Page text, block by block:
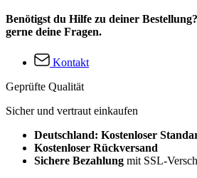
Benötigst du Hilfe zu deiner
gerne deine Fragen.
Kontakt
Geprüfte Qualität
Sicher und vertraut einkaufen
Deutschland: Kostenloser
Kostenloser Rückversand
Sichere Bezahlung mit SSL-